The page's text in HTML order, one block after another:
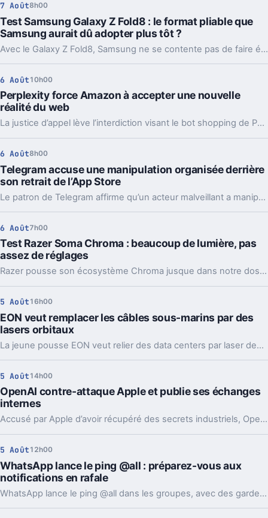
7 Août8h00
Test Samsung Galaxy Z Fold8 : le format pliable que
Samsung aurait dû adopter plus tôt ?
Avec le Galaxy Z Fold8, Samsung ne se contente pas de faire évoluer son smartphone pliable : il change complètement sa philosophie avec un appareil plus court, plus large et étonnamment compact. Un choix qui fonctionne particulièrement bien au quotidien, même si les concessions faites sur la photo et l’autonomie sont difficiles à ignorer sur un smartphone vendu à partir de 1 999 euros.
6 Août 10h00
Perplexity force Amazon à accepter une nouvelle
réalité du web
La justice d’appel lève l’interdiction visant le bot shopping de Perplexity sur Amazon. Une victoire nette, mais loin d’être la fin du match.
6 Août8h00
Telegram accuse une manipulation organisée derrière
son retrait de l’App Store
Le patron de Telegram affirme qu’un acteur malveillant a manipulé les signalements pour faire retirer l’app par Apple. Un précédent qui inquiète vraiment.
6 Août7h00
Test Razer Soma Chroma : beaucoup de lumière, pas
assez de réglages
Razer pousse son écosystème Chroma jusque dans notre dos avec la Soma Chroma, une chaise gaming bardée de RGB et proposée à 529,99 euros. Spectaculaire dans un setup, confortable au quotidien, elle nous laisse pourtant un sentiment mitigé face à une ergonomie étonnamment peu personnalisable à ce niveau de prix.
5 Août 16h00
EON veut remplacer les câbles sous-marins par des
lasers orbitaux
La jeune pousse EON veut relier des data centers par laser depuis l’orbite. Une idée très ambitieuse, portée par l’explosion des besoins en IA.
5 Août 14h00
OpenAI contre-attaque Apple et publie ses échanges
internes
Accusé par Apple d’avoir récupéré des secrets industriels, OpenAI riposte avec des mails et des logs de chat. L’enjeu va bien au-delà du simple procès.
5 Août 12h00
WhatsApp lance le ping @all : préparez-vous aux
notifications en rafale
WhatsApp lance le ping @all dans les groupes, avec des garde-fous. Sondages et création de sous-groupes gagnent aussi en souplesse.